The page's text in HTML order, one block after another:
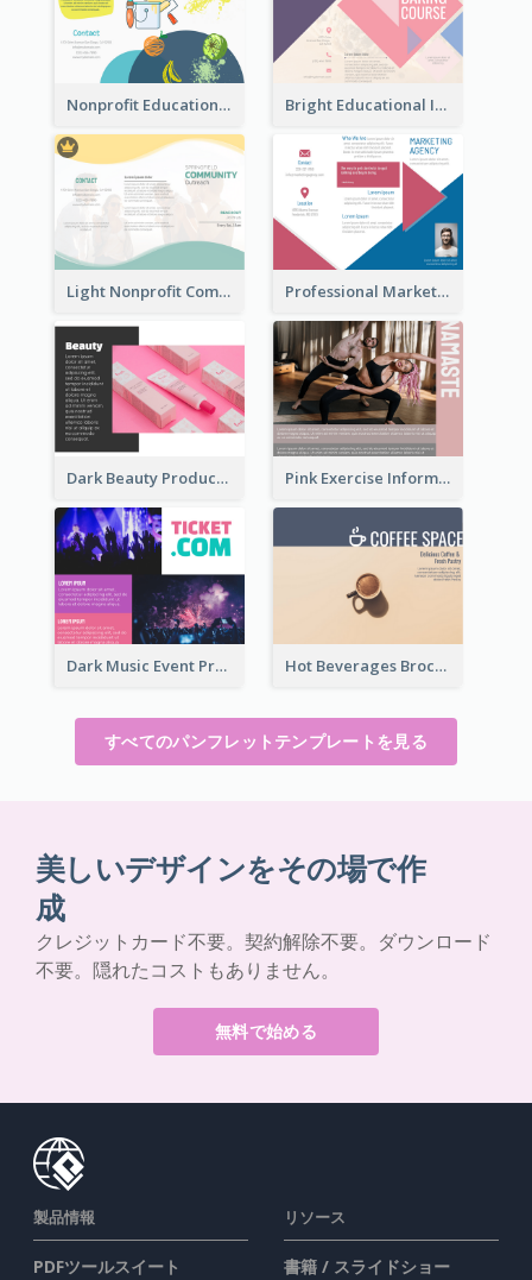
Nonprofit Educational Class Tri Fold Brochure Bright Educational Information Tri Fold Brochure
Light Nonprofit Community Tri Fold Brochure Professional Marketing Informational Tri Fold Brochure
Dark Beauty Product Informational Brochure Pink Exercise Informational Brochure
Dark Music Event Program Tri Fold Brochure Hot Beverages Brochure
すべてのパンフレットテンプレートを見る
美しいデザインをその場で作
成
クレジットカード不要。契約解除不要。ダウンロード
不要。隠れたコストもありません。
無料で始める
製品情報
PDFツールスイート
リソース
書籍 / スライドショー